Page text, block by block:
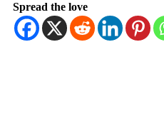
Spread the love